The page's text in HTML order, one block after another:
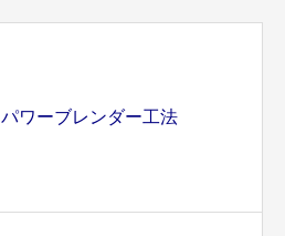
パワーブレンダー工法